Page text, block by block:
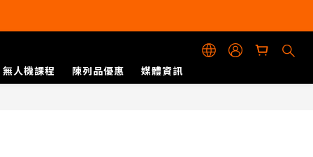
無人機課程 陳列品優惠 媒體資訊